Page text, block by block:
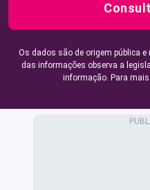
Os dados são de origem pública
das informações observa a
informação. Para